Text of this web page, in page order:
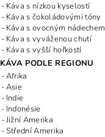
Káva s nízkou kyselostí
Káva s čokoládovými tóny
Káva s ovocným nádechem
Káva s vyváženou chutí
Káva s vyšší hořkostí
KÁVA PODLE REGIONU
Afrika
Asie
Indie
Indonésie
Jižní Amerika
Střední Amerika